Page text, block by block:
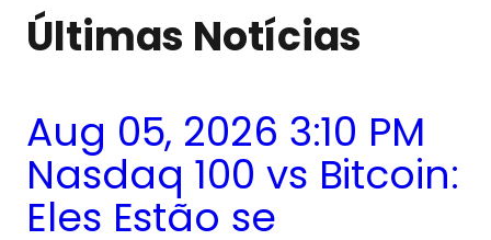
Últimas Notícias
Aug 05, 2026 3:10 PM
Nasdaq 100 vs Bitcoin:
Eles Estão se